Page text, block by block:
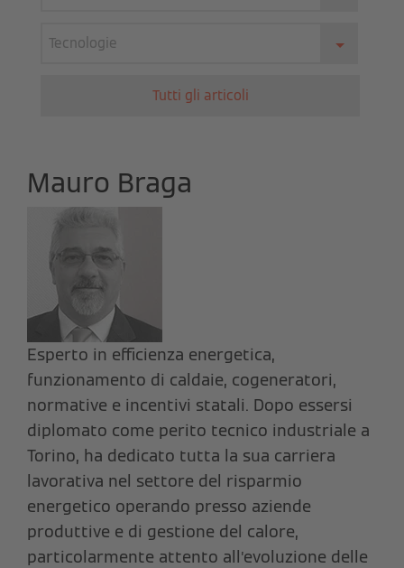
Tecnologie
Tutti gli articoli
Mauro Braga
Esperto in efficienza energetica,
funzionamento di caldaie, cogeneratori,
normative e incentivi statali. Dopo essersi
diplomato come perito tecnico industriale a
Torino, ha dedicato tutta la sua carriera
lavorativa nel settore del risparmio
energetico operando presso aziende
produttive e di gestione del calore,
particolarmente attento all’evoluzione delle